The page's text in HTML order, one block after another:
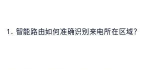
1. 智能路由如何准确识别来电所在区域？